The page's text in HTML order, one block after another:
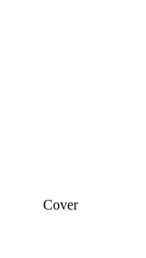
Cover